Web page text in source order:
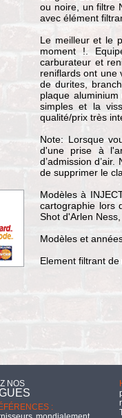
ou noire, un filtre
avec élément
Le meilleur et le
moment !.
carburateur et
reniflards ont une
de durites,
plaque
simples et la
qualité/prix très
Note: Lorsque
d'une prise à
d’admission
de supprimer le
Modèles à
cartographie lors
Shot d'Arlen
Modèles et
Element filtrant
NOS
: